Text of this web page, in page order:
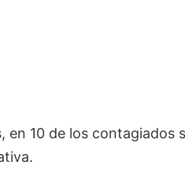
en 10 de los contagiados